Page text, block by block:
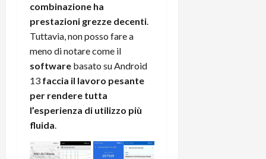
combinazione ha
prestazioni grezze decenti.
Tuttavia, non posso fare a
meno di notare come il
software basato su Android
13 faccia il lavoro pesante
per rendere tutta
l’esperienza di utilizzo più
fluida.